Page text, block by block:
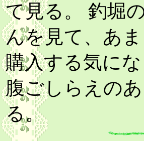
て見る。 釣堀
んを見て、あ
購入する気に
腹ごしらえの
る。 以上